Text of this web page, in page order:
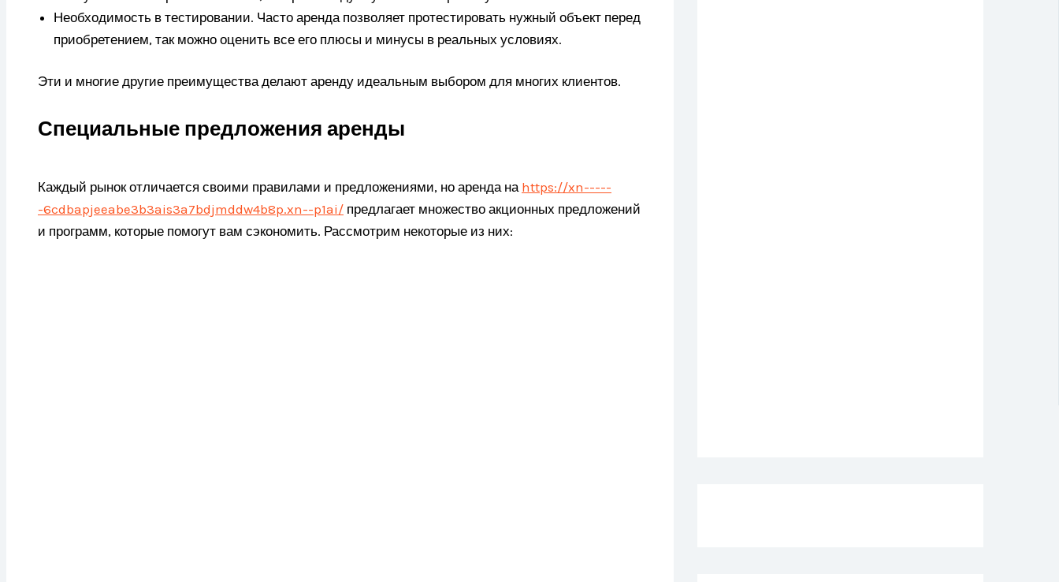
Необходимость в тестировании. Часто аренда позволяет протестировать нужный объект перед
приобретением, так можно оценить все его плюсы и минусы в реальных условиях.
Эти и многие другие преимущества делают аренду идеальным выбором для многих клиентов.
Специальные предложения аренды
Каждый рынок отличается своими правилами и предложениями, но аренда на https://xn-----
-6cdbapjeeabe3b3ais3a7bdjmddw4b8p.xn--p1ai/ предлагает множество акционных предложений
и программ, которые помогут вам сэкономить. Рассмотрим некоторые из них: